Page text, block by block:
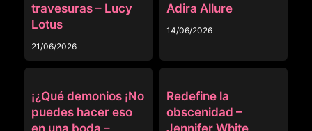
travesuras – Lucy
Lotus
21/06/2026
Adira Allure
14/06/2026
¡¿Qué demonios ¡No
puedes hacer eso
en una boda –
Redefine la
obscenidad –
Jennifer White